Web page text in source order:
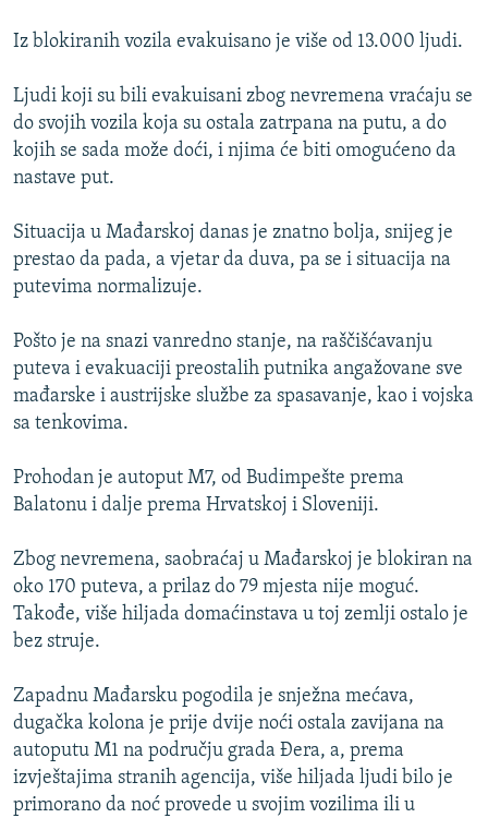
TRI DECENIJE OD RATA U BIH
SVE KARTE DEJTONA
NASTANAK I RASPAD JUGOSLAVIJE
Iz blokiranih vozila evakuisano je više od 13.000 ljudi.
Ljudi koji su bili evakuisani zbog nevremena vraćaju se
do svojih vozila koja su ostala zatrpana na putu, a do
kojih se sada može doći, i njima će biti omogućeno da
nastave put.
Situacija u Mađarskoj danas je znatno bolja, snijeg je
prestao da pada, a vjetar da duva, pa se i situacija na
putevima normalizuje.
Pošto je na snazi vanredno stanje, na raščišćavanju
puteva i evakuaciji preostalih putnika angažovane sve
mađarske i austrijske službe za spasavanje, kao i vojska
sa tenkovima.
Prohodan je autoput M7, od Budimpešte prema
Balatonu i dalje prema Hrvatskoj i Sloveniji.
Zbog nevremena, saobraćaj u Mađarskoj je blokiran na
oko 170 puteva, a prilaz do 79 mjesta nije moguć.
Takođe, više hiljada domaćinstava u toj zemlji ostalo je
bez struje.
Zapadnu Mađarsku pogodila je snježna mećava,
dugačka kolona je prije dvije noći ostala zavijana na
autoputu M1 na području grada Đera, a, prema
izvještajima stranih agencija, više hiljada ljudi bilo je
primorano da noć provede u svojim vozilima ili u